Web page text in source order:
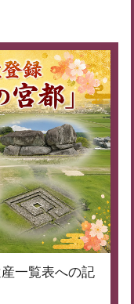
一覧表への記